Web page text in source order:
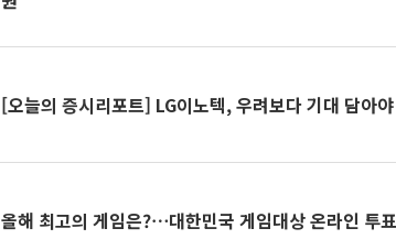
[오늘의 증시리포트] LG이노텍, 우려보다 기대 담아
올해 최고의 게임은?⋯대한민국 게임대상 온라인 투